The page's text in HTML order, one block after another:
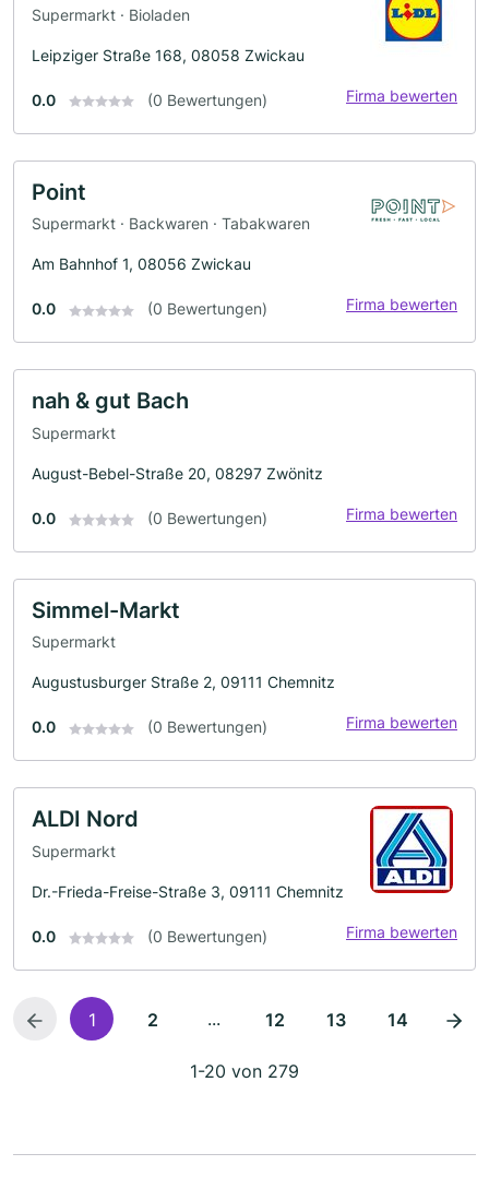
Supermarkt · Bioladen
Leipziger Straße 168, 08058 Zwickau
0.0 (0 Bewertungen) Firma bewerten
Point
Supermarkt · Backwaren · Tabakwaren
Am Bahnhof 1, 08056 Zwickau
0.0 (0 Bewertungen) Firma bewerten
nah & gut Bach
Supermarkt
August-Bebel-Straße 20, 08297 Zwönitz
0.0 (0 Bewertungen) Firma bewerten
Simmel-Markt
Supermarkt
Augustusburger Straße 2, 09111 Chemnitz
0.0 (0 Bewertungen) Firma bewerten
ALDI Nord
Supermarkt
Dr.-Frieda-Freise-Straße 3, 09111 Chemnitz
0.0 (0 Bewertungen) Firma bewerten
1 2 ... 12 13 14
1-20 von 279